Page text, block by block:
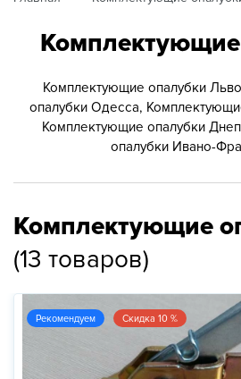
Каталог товаров
Каталог Б/У товаров
Прокат и услуги
Галерея
Контакты
Прокат оборудования
Комплектующие опалубки
опалубки Одесса,
Комплектующие опалубки
опалубки Ивано-
Комплектующие
(13 товаров)
Рекомендуем Скидка 10 %